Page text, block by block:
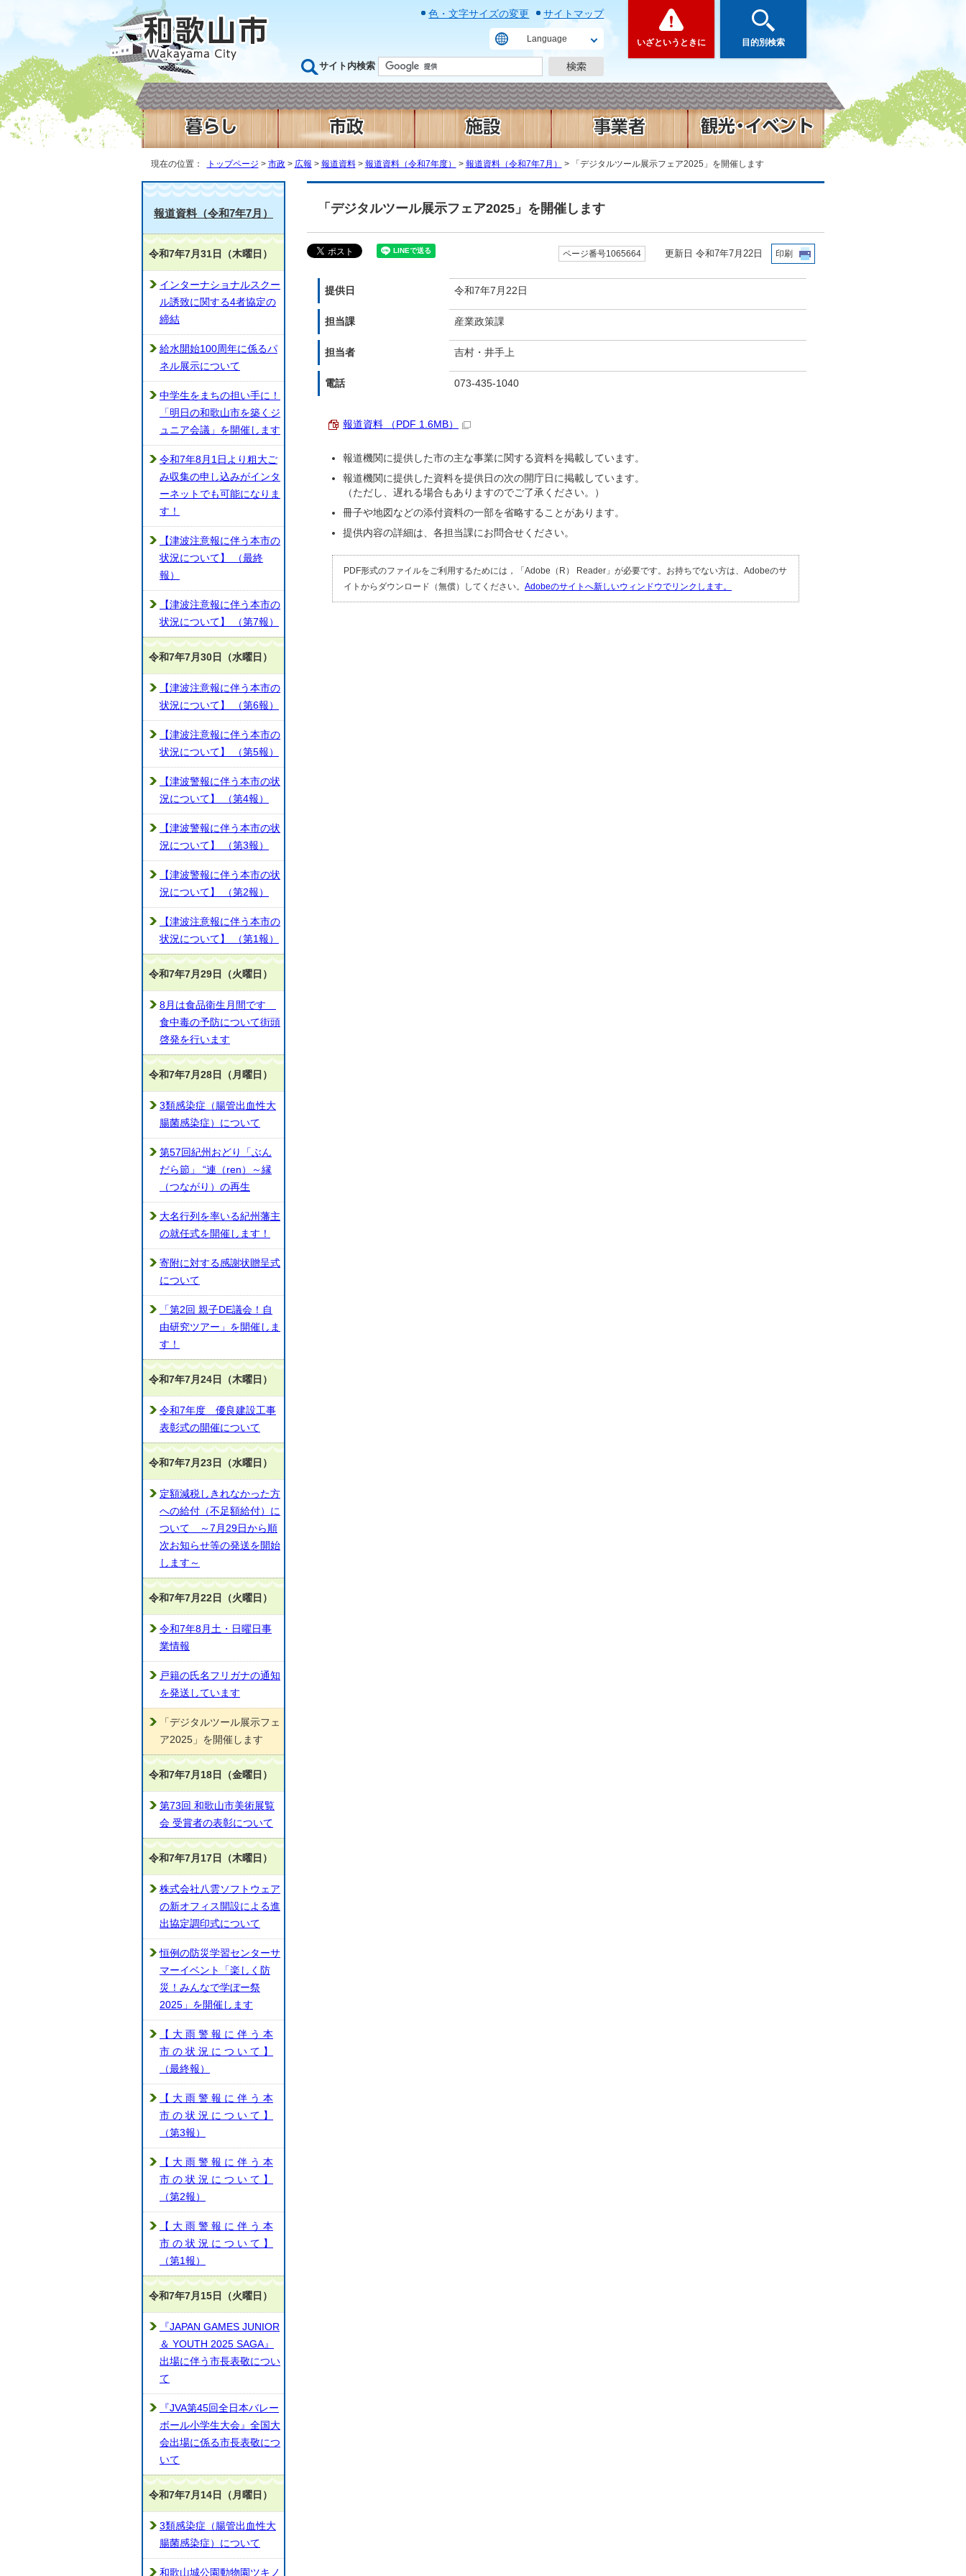
色・文字サイズの変更 サイトマップ
Language
サイト内検索
いざというときに 目的別検索
現在の位置： トップページ > 市政> 広報 > 報道資料> 報道資料（令和7年度） > 報道資料（令和7年7月） > 「デジタルツール展示フェア2025」を開催します
「デジタルツール展示フェア2025」を開催します
ページ番号1065664 更新日 令和7年7月22日 印刷
提供日 令和7年7月22日
担当課 産業政策課
担当者 吉村・井手上
電話 073-435-1040
報道資料 （PDF 1.6MB）
報道機関に提供した市の主な事業に関する資料を掲載しています。
報道機関に提供した資料を提供日の次の開庁日に掲載しています。
（ただし、遅れる場合もありますのでご了承ください。）
冊子や地図などの添付資料の一部を省略することがあります。
提供内容の詳細は、各担当課にお問合せください。
PDF形式のファイルをご利用するためには，「Adobe（R） Reader」が必要です。お持ちでない方は、Adobeのサ
イトからダウンロード（無償）してください。 Adobeのサイトへ新しいウィンドウでリンクします。
報道資料（令和7年7月）
令和7年7月31日（木曜日）
インターナショナルスクー
ル誘致に関する4者協定の
締結
給水開始100周年に係るパ
ネル展示について
中学生をまちの担い手に！
「明日の和歌山市を築くジ
ュニア会議」を開催します
令和7年8月1日より粗大ご
み収集の申し込みがインタ
ーネットでも可能になりま
す！
【津波注意報に伴う本市の
状況について】 （最終
報）
【津波注意報に伴う本市の
状況について】 （第7報）
令和7年7月30日（水曜日）
【津波注意報に伴う本市の
状況について】 （第6報）
【津波注意報に伴う本市の
状況について】 （第5報）
【津波警報に伴う本市の状
況について】 （第4報）
【津波警報に伴う本市の状
況について】 （第3報）
【津波警報に伴う本市の状
況について】 （第2報）
【津波注意報に伴う本市の
状況について】 （第1報）
令和7年7月29日（火曜日）
8月は食品衛生月間です
食中毒の予防について街頭
啓発を行います
令和7年7月28日（月曜日）
3類感染症（腸管出血性大
腸菌感染症）について
第57回紀州おどり「ぶん
だら節」 “連（ren）～縁
（つながり）の再生
大名行列を率いる紀州藩主
の就任式を開催します！
寄附に対する感謝状贈呈式
について
「第2回 親子DE議会！自
由研究ツアー」を開催しま
す！
令和7年7月24日（木曜日）
令和7年度 優良建設工事
表彰式の開催について
令和7年7月23日（水曜日）
定額減税しきれなかった方
への給付（不足額給付）に
ついて ～7月29日から順
次お知らせ等の発送を開始
します～
令和7年7月22日（火曜日）
令和7年8月土・日曜日事
業情報
戸籍の氏名フリガナの通知
を発送しています
「デジタルツール展示フェ
ア2025」を開催します
令和7年7月18日（金曜日）
第73回 和歌山市美術展覧
会 受賞者の表彰について
令和7年7月17日（木曜日）
株式会社八雲ソフトウェア
の新オフィス開設による進
出協定調印式について
恒例の防災学習センターサ
マーイベント「楽しく防
災！みんなで学ぼー祭
2025」を開催します
【 大 雨 警 報 に 伴 う 本
市 の 状 況 に つ い て 】
（最終報）
【 大 雨 警 報 に 伴 う 本
市 の 状 況 に つ い て 】
（第3報）
【 大 雨 警 報 に 伴 う 本
市 の 状 況 に つ い て 】
（第2報）
【 大 雨 警 報 に 伴 う 本
市 の 状 況 に つ い て 】
（第1報）
令和7年7月15日（火曜日）
『JAPAN GAMES JUNIOR
＆ YOUTH 2025 SAGA』
出場に伴う市長表敬につい
て
『JVA第45回全日本バレー
ボール小学生大会』全国大
会出場に係る市長表敬につ
いて
令和7年7月14日（月曜日）
3類感染症（腸管出血性大
腸菌感染症）について
和歌山城公園動物園ツキノ